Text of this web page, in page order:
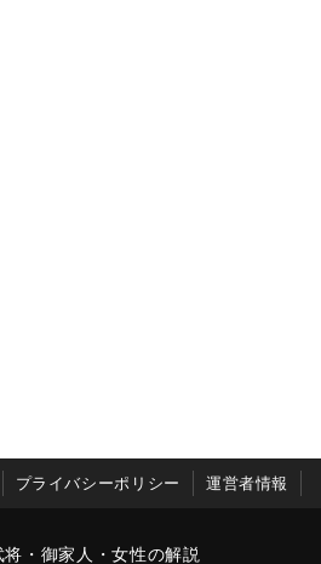
プライバシーポリシー 運営者情報
・御家人・女性の解説